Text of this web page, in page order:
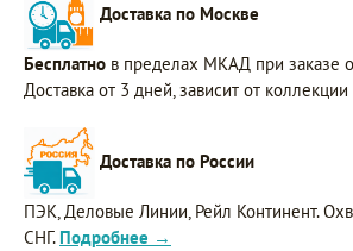
Доставка по Москве
Бесплатно в пределах МКАД при заказе
Доставка от 3 дней, зависит от коллекции
Доставка по России
ПЭК, Деловые Линии, Рейл Континент.
СНГ. Подробнее →